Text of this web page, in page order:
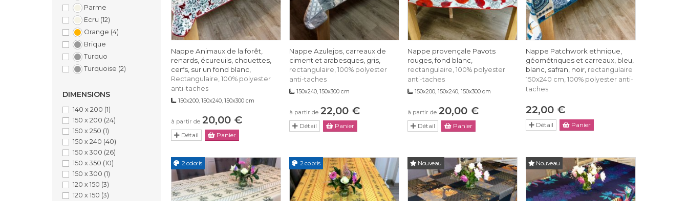
Nappe Animaux de la forêt,
renards, écureuils, chouettes,
cerfs, sur un fond blanc,
Rectangulaire, 100% polyester
anti-taches
150x200, 150x240, 150x300 cm
à partir de 20,00 €
Détail Panier
Nappe Azulejos, carreaux de
ciment et arabesques, gris,
rectangulaire, 100% polyester
anti-taches
150x240, 150x300 cm
à partir de 22,00 €
Détail Panier
Nappe provençale Pavots
rouges, fond blanc,
rectangulaire, 100% polyester
anti-taches
150x200, 150x240, 150x300 cm
à partir de 20,00 €
Détail Panier
Nappe Patchwork ethnique,
géométriques et carreaux, bleu,
blanc, safran, noir, rectangulaire
150x240 cm, 100% polyester anti-
taches
22,00 €
Détail Panier
2 coloris 2 coloris Nouveau Nouveau
Parme
Ecru (12)
Orange (4)
Brique
Turquo
Turquoise (2)
DIMENSIONS
140 x 200 (1)
150 x 200 (24)
150 x 250 (1)
150 x 240 (40)
150 x 300 (26)
150 x 350 (10)
150 x 300 (1)
120 x 150 (3)
120 x 150 (3)